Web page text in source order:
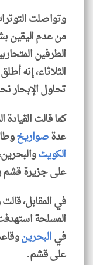
وتواصلت
من عدم اليقين
الطرفين
الثلاثاء، إنه
تحاول الإبحار
كما قالت
عدةصواريخ
الكويت
على جزيرة قشم
في المقابل،
المسلحة
فيالبحرين
على قشم.